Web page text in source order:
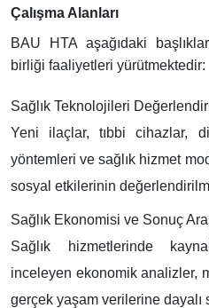
Çalışma Alanları
BAU HTA aşağıdaki
birliği faaliyetleri yürütmektedir:
Sağlık Teknolojileri
Yeni ilaçlar, tıbbi cihazlar,
yöntemleri ve sağlık hizmet
sosyal etkilerinin
Sağlık Ekonomisi ve Sonuç
Sağlık hizmetlerinde
inceleyen ekonomik analizler,
gerçek yaşam verilerine dayalı